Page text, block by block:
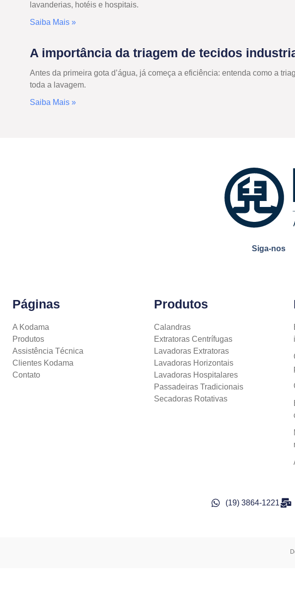
lavanderias, hotéis e hospitais.
Saiba Mais »
A importância da triagem de tecidos
Antes da primeira gota d’água, já começa a eficiência: entenda como a
toda a lavagem.
Saiba Mais »
Siga-nos
Páginas
A Kodama
Produtos
Assistência Técnica
Clientes Kodama
Contato
Produtos
Calandras
Extratoras Centrífugas
Lavadoras Extratoras
Lavadoras Horizontais
Lavadoras Hospitalares
Passadeiras Tradicionais
Secadoras Rotativas
(19) 3864-1221